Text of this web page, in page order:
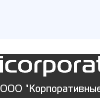
ООО